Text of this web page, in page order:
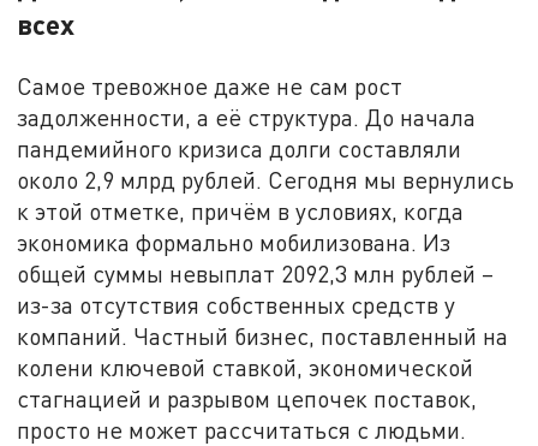
всех
Самое тревожное даже не сам рост
задолженности, а её структура. До начала
пандемийного кризиса долги составляли
около 2,9 млрд рублей. Сегодня мы вернулись
к этой отметке, причём в условиях, когда
экономика формально мобилизована. Из
общей суммы невыплат 2092,3 млн рублей –
из-за отсутствия собственных средств у
компаний. Частный бизнес, поставленный на
колени ключевой ставкой, экономической
стагнацией и разрывом цепочек поставок,
просто не может рассчитаться с людьми.